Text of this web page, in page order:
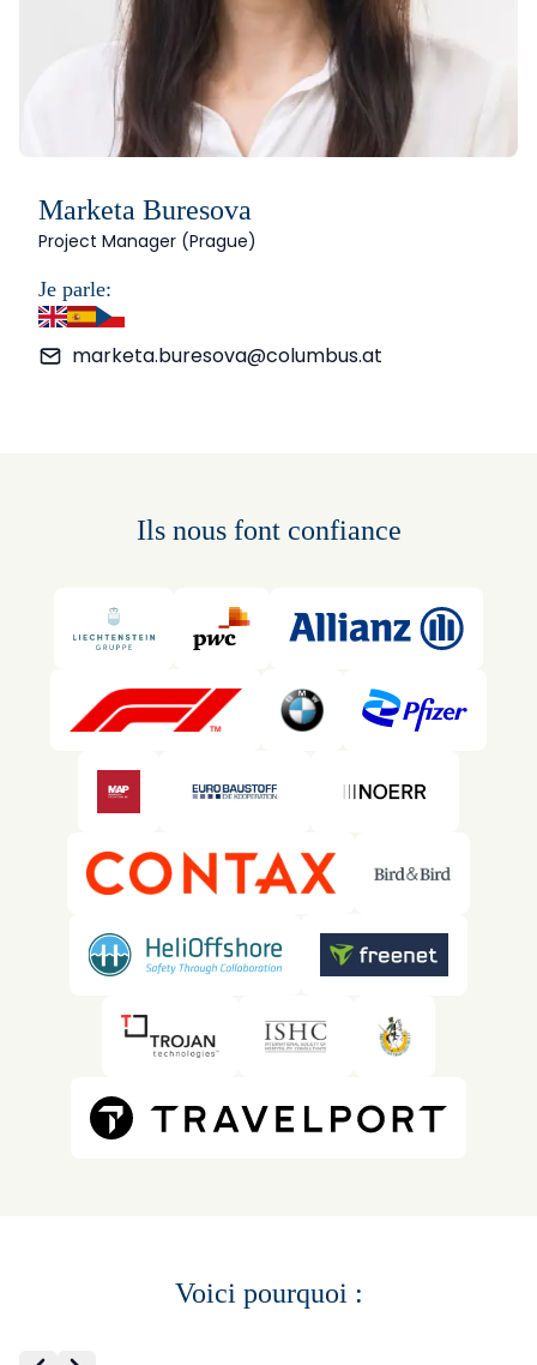
Marketa Buresova
Project Manager (Prague)
Je parle:
marketa.buresova@columbus.at
Ils nous font confiance
Voici pourquoi :